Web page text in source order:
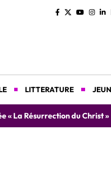
LITTERATURE
« La Résurrection du Christ »